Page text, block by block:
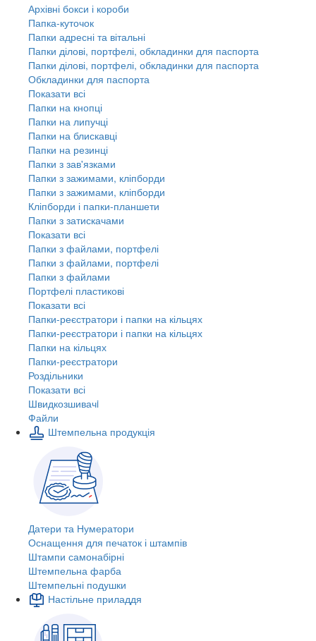
Архівні бокси і короби
Папка-куточок
Папки адресні та вітальні
Папки ділові, портфелі, обкладинки для паспорта
Папки ділові, портфелі, обкладинки для паспорта
Обкладинки для паспорта
Показати всі
Папки на кнопці
Папки на липучці
Папки на блискавці
Папки на резинці
Папки з зав'язками
Папки з зажимами, кліпборди
Папки з зажимами, кліпборди
Кліпборди і папки-планшети
Папки з затискачами
Показати всі
Папки з файлами, портфелі
Папки з файлами, портфелі
Папки з файлами
Портфелі пластикові
Показати всі
Папки-реєстратори і папки на кільцях
Папки-реєстратори і папки на кільцях
Папки на кільцях
Папки-реєстратори
Роздільники
Показати всі
Швидкозшивачi
Файли
Штемпельна продукція
Датери та Нумератори
Оснащення для печаток і штампів
Штампи самонабірні
Штемпельна фарба
Штемпельні подушки
Настільне приладдя